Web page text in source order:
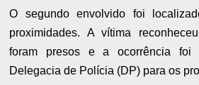
O segundo envolvido foi
proximidades. A vítima
foram presos e a ocorrência foi
Delegacia de Polícia (DP) para os